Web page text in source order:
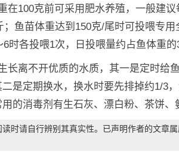
在100克前可采用肥水养殖，一般建
；鱼苗体重达到150克/尾时可投喂专
时各投喂1次，日投喂量约占鱼体重的
长离不开优质的水质，其一是定时给
是定期换水，换水时要先排掉约1/3
的消毒剂有生石灰、漂白粉、茶饼、
时请自行辨别其真实性。已声明作者的文章